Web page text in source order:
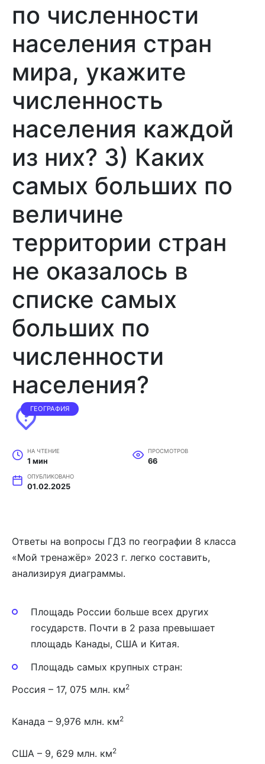
по численности
населения стран
мира, укажите
численность
населения каждой
из них? 3) Каких
самых больших по
величине
территории стран
не оказалось в
списке самых
больших по
численности
населения?
ГЕОГРАФИЯ
НА ЧТЕНИЕ
1 мин
ПРОСМОТРОВ
66
ОПУБЛИКОВАНО
01.02.2025
Ответы на вопросы ГДЗ по географии 8 класса
«Мой тренажёр» 2023 г. легко составить,
анализируя диаграммы.
Площадь России больше всех других
государств. Почти в 2 раза превышает
площадь Канады, США и Китая.
Площадь самых крупных стран:
Россия – 17, 075 млн. км2
Канада – 9,976 млн. км2
США – 9, 629 млн. км2